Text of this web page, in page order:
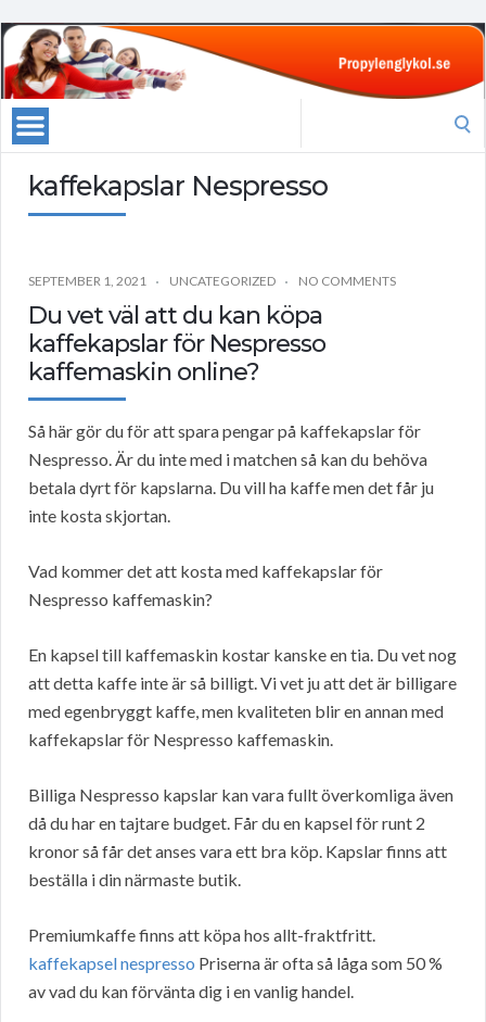
kaffekapslar Nespresso
SEPTEMBER 1, 2021 UNCATEGORIZED NO COMMENTS
Du vet väl att du kan köpa
kaffekapslar för Nespresso
kaffemaskin online?
Så här gör du för att spara pengar på kaffekapslar för
Nespresso. Är du inte med i matchen så kan du behöva
betala dyrt för kapslarna. Du vill ha kaffe men det får ju
inte kosta skjortan.
Vad kommer det att kosta med kaffekapslar för
Nespresso kaffemaskin?
En kapsel till kaffemaskin kostar kanske en tia. Du vet nog
att detta kaffe inte är så billigt. Vi vet ju att det är billigare
med egenbryggt kaffe, men kvaliteten blir en annan med
kaffekapslar för Nespresso kaffemaskin.
Billiga Nespresso kapslar kan vara fullt överkomliga även
då du har en tajtare budget. Får du en kapsel för runt 2
kronor så får det anses vara ett bra köp. Kapslar finns att
beställa i din närmaste butik.
Premiumkaffe finns att köpa hos allt-fraktfritt.
kaffekapsel nespresso Priserna är ofta så låga som 50 %
av vad du kan förvänta dig i en vanlig handel.